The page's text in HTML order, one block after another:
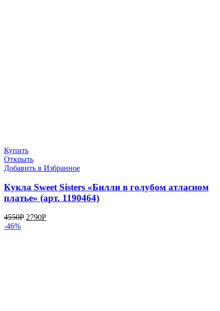
Купить
Открыть
Добавить в Избранное
Кукла Sweet Sisters «Билли в голубом атласном
платье» (арт. 1190464)
4550Р 2790Р
-46%